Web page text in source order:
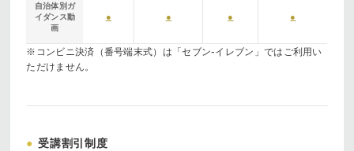
自治体別ガ
イダンス動
画
● ● ● ●
※コンビニ決済（番号端末式）は「セブン-イレブン」ではご利用い
ただけません。
● 受講割引制度